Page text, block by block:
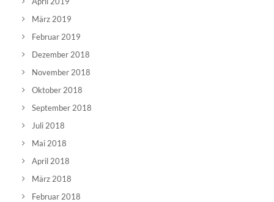
März 2019
Februar 2019
Dezember 2018
November 2018
Oktober 2018
September 2018
Juli 2018
Mai 2018
April 2018
März 2018
Februar 2018